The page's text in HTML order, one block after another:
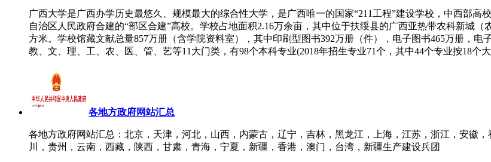
广西大学是广西办学历史最悠久、规模最大的综合性大学，是广西唯一的国家“211工程”建设学校，中西部
自治区人民政府合建的“部区合建”高校。学校占地面积2.16万余亩，其中位于扶绥县的广西亚热带农科新城
方米。学校馆藏文献总量857万册（含学院资料室），其中印刷型图书392万册（件），电子图书465万册，电
教、文、理、工、农、医、管、艺等11大门类，有98个本科专业(2018年招生专业71个，其中44个专业按18个
各地方政府网站汇总
各地方政府网站汇总：北京，天津，河北，山西，内蒙古，辽宁，吉林，黑龙江，上海，江苏，浙江，安徽
川，贵州，云南，西藏，陕西，甘肃，青海，宁夏，新疆，香港，澳门，台湾，新疆生产建设兵团